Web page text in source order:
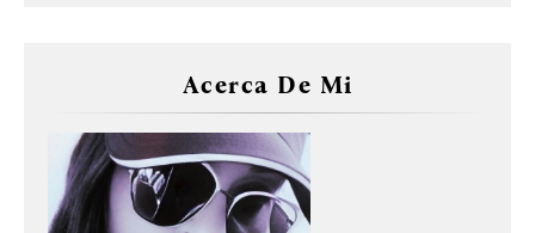
Acerca De Mi